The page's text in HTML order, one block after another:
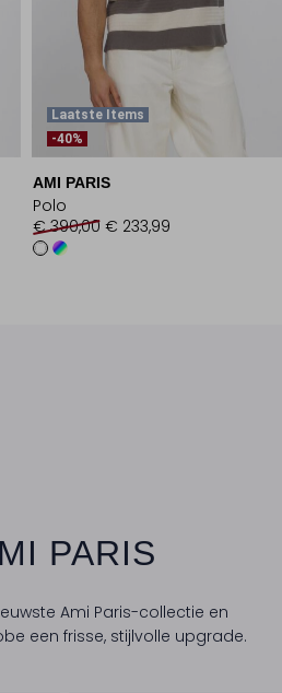
Laatste Items
-40%
AMI PARIS
Polo
€ 390,00 € 233,99
PARIS
Ami Paris-collectie en
een frisse, stijlvolle upgrade.